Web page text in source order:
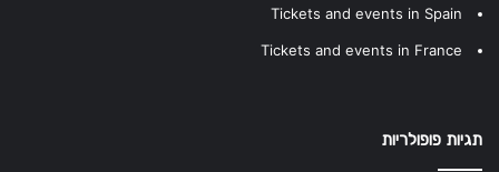
Tickets and events in Spain
Tickets and events in France
תגיות פופולריות